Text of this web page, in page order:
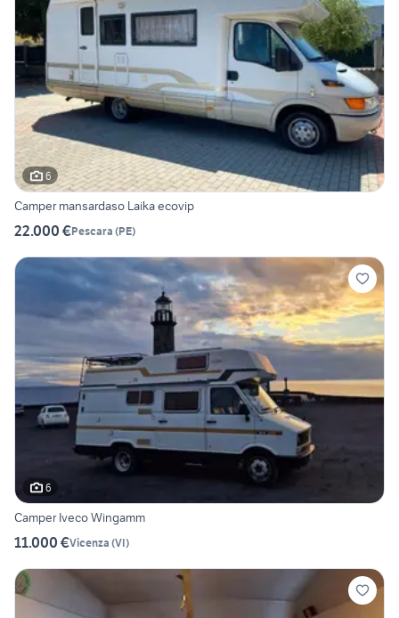
6
Camper mansardaso Laika ecovip
22.000 €Pescara (PE)
6
Camper Iveco Wingamm
11.000 €Vicenza (VI)